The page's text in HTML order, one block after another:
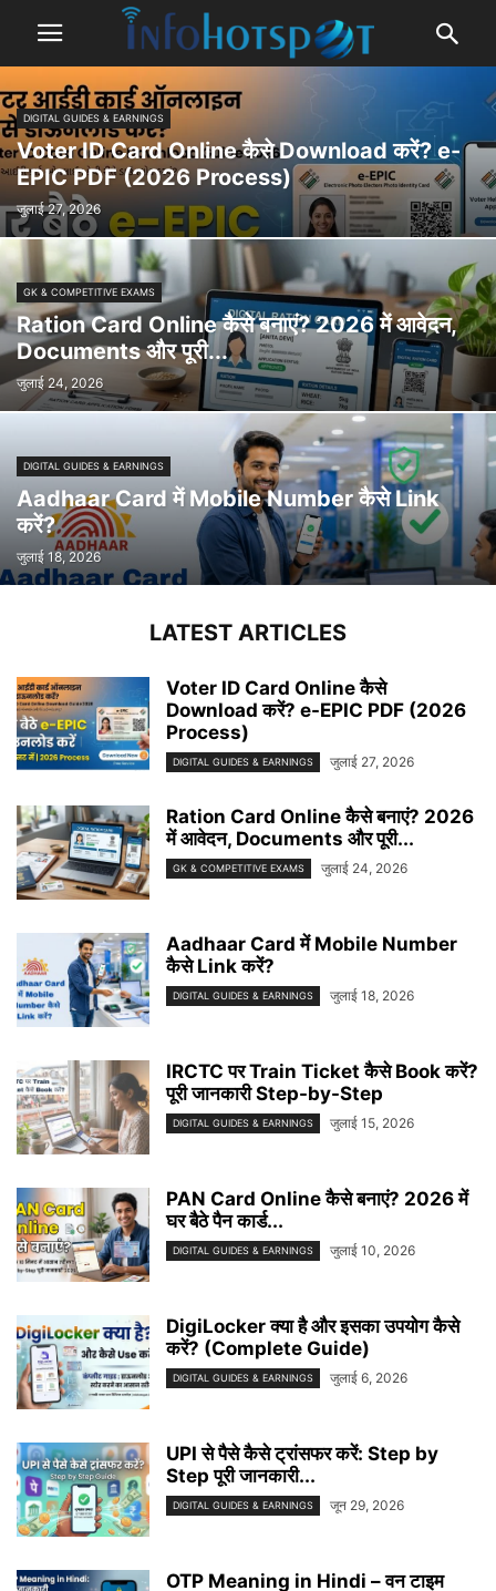
DIGITAL GUIDES & EARNINGS
Voter ID Card Online कैसे Download करें? e-
EPIC PDF (2026 Process)
जुलाई 27, 2026
GK & COMPETITIVE EXAMS
Ration Card Online कैसे बनाएं? 2026 में आवेदन,
Documents और पूरी...
जुलाई 24, 2026
DIGITAL GUIDES & EARNINGS
Aadhaar Card में Mobile Number कैसे Link
करें?
जुलाई 18, 2026
LATEST ARTICLES
Voter ID Card Online कैसे
Download करें? e-EPIC PDF (2026
Process)
DIGITAL GUIDES & EARNINGS जुलाई 27, 2026
Ration Card Online कैसे बनाएं? 2026
में आवेदन, Documents और पूरी...
GK & COMPETITIVE EXAMS जुलाई 24, 2026
Aadhaar Card में Mobile Number
कैसे Link करें?
DIGITAL GUIDES & EARNINGS जुलाई 18, 2026
IRCTC पर Train Ticket कैसे Book करें?
पूरी जानकारी Step-by-Step
DIGITAL GUIDES & EARNINGS जुलाई 15, 2026
PAN Card Online कैसे बनाएं? 2026 में
घर बैठे पैन कार्ड...
DIGITAL GUIDES & EARNINGS जुलाई 10, 2026
DigiLocker क्या है और इसका उपयोग कैसे
करें? (Complete Guide)
DIGITAL GUIDES & EARNINGS जुलाई 6, 2026
UPI से पैसे कैसे ट्रांसफर करें: Step by
Step पूरी जानकारी...
DIGITAL GUIDES & EARNINGS जून 29, 2026
OTP Meaning in Hindi – वन टाइम